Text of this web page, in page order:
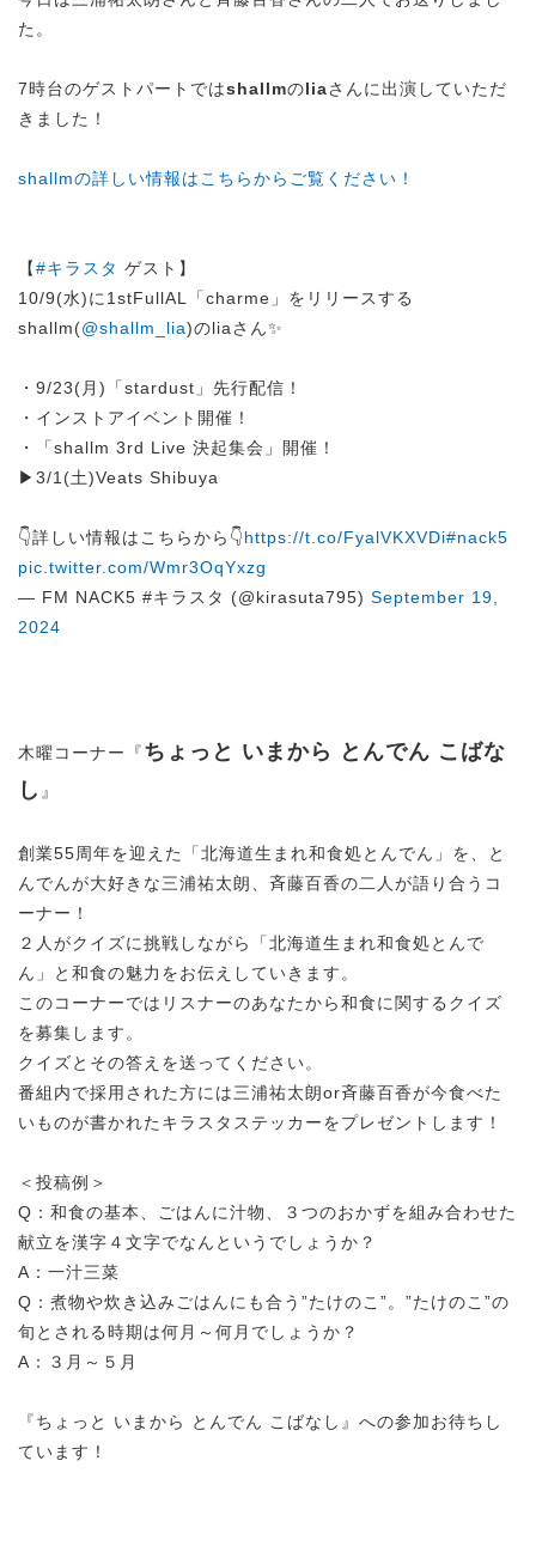
た。
7時台のゲストパートではshallmのliaさんに出演していただ
きました！
shallmの詳しい情報はこちらからご覧ください！
【#キラスタ ゲスト】
10/9(水)に1stFullAL「charme」をリリースする
shallm(@shallm_lia)のliaさん✨
・9/23(月)「stardust」先行配信！
・インストアイベント開催！
・「shallm 3rd Live 決起集会」開催！
▶3/1(土)Veats Shibuya
👇詳しい情報はこちらから👇https://t.co/FyalVKXVDi#nack5
pic.twitter.com/Wmr3OqYxzg
— FM NACK5 #キラスタ (@kirasuta795) September 19,
2024
木曜コーナー『ちょっと いまから とんでん こばな
し 』
創業55周年を迎えた「北海道生まれ和食処とんでん」を、と
んでんが大好きな三浦祐太朗、斉藤百香の二人が語り合うコ
ーナー！
２人がクイズに挑戦しながら「北海道生まれ和食処とんで
ん」と和食の魅力をお伝えしていきます。
このコーナーではリスナーのあなたから和食に関するクイズ
を募集します。
クイズとその答えを送ってください。
番組内で採用された方には三浦祐太朗or斉藤百香が今食べた
いものが書かれたキラスタステッカーをプレゼントします！
＜投稿例＞
Q：和食の基本、ごはんに汁物、３つのおかずを組み合わせた
献立を漢字４文字でなんというでしょうか？
A：一汁三菜
Q：煮物や炊き込みごはんにも合う”たけのこ”。”たけのこ”の
旬とされる時期は何月～何月でしょうか？
A：３月～５月
『ちょっと いまから とんでん こばなし』への参加お待ちし
ています！